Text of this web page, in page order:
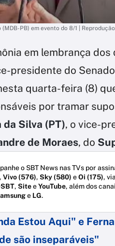
PB) em evento do 8/1 |
em lembrança
presidente do
quarta-feira (8)
por tramar
da Silva (PT), o vice-
de Moraes, do
o SBT News nas TVs por
, Vivo (576), Sky (580) eOi (175),
, SiteeYouTube, além dos
e LG.
Estou Aqui" e
são inseparáveis"